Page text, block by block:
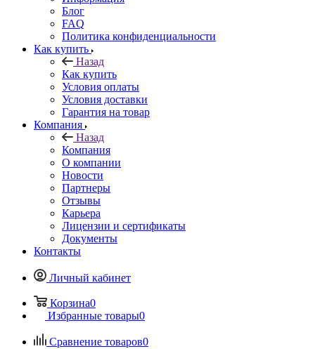
Блог
FAQ
Политика конфиденциальности
Как купить
Назад
Как купить
Условия оплаты
Условия доставки
Гарантия на товар
Компания
Назад
Компания
О компании
Новости
Партнеры
Отзывы
Карьера
Лицензии и сертификаты
Документы
Контакты
Личный кабинет
Корзина0
Избранные товары0
Сравнение товаров0